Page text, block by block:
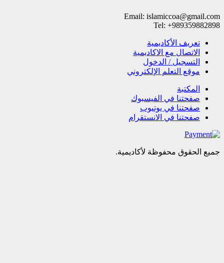
Email:
Tel:
تعریف الأکادیمیة
الاتصال مع الاکادیمیة
التسجیل / الدخول
موقع التعلم الإلکتروني
المکتبة
صفحتنا في الفيسبوك
صفحتنا في یوتیوب
صفحتنا في الانستقرام
محفوظة لأكاديمية.